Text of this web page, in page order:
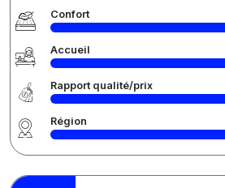
Confort
Accueil
Rapport qualité/prix
Région